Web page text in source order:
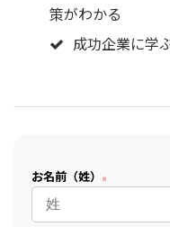
策がわかる
成功企業に学
お名前（姓）